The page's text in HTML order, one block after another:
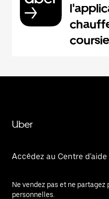
Uber
Accédez au Centre d'aide
Ne vendez pas et ne
personnelles.